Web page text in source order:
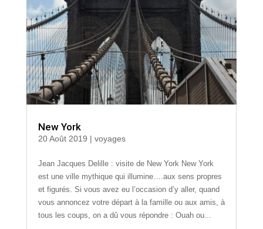
New York
20 Août 2019 | voyages
Jean Jacques Delille : visite de New York New York
est une ville mythique qui illumine….aux sens propres
et figurés. Si vous avez eu l’occasion d’y aller, quand
vous annoncez votre départ à la famille ou aux amis, à
tous les coups, on a dû vous répondre : Ouah ou...